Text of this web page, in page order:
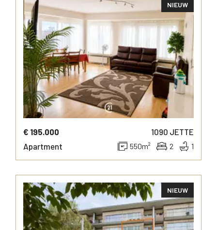
MORE INFO
MORE INFO
NIEUW
€ 195.000 1090 JETTE
Apartment
550m² 2 1
NIEUW